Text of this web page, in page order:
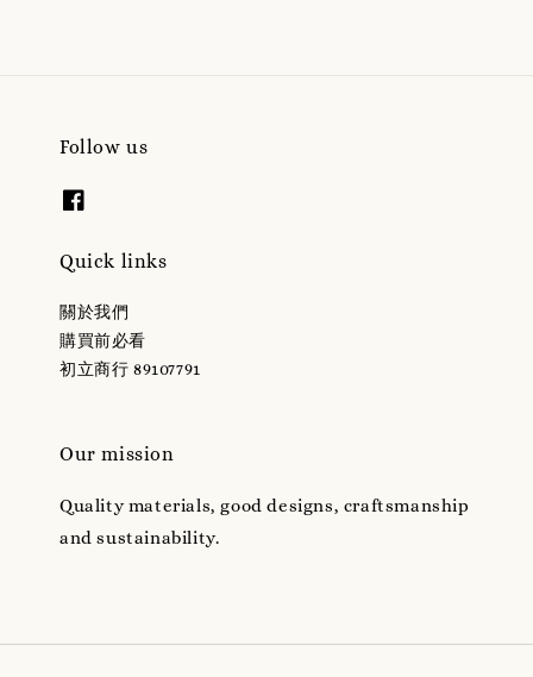
Follow us
Quick links
關於我們
購買前必看
初立商行 89107791
Our mission
Quality materials, good designs, craftsmanship
and sustainability.